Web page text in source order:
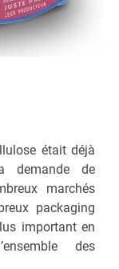
était déjà
demande de
marchés
packaging
important en
des